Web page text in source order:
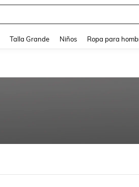
Talla Grande Niños Ropa para